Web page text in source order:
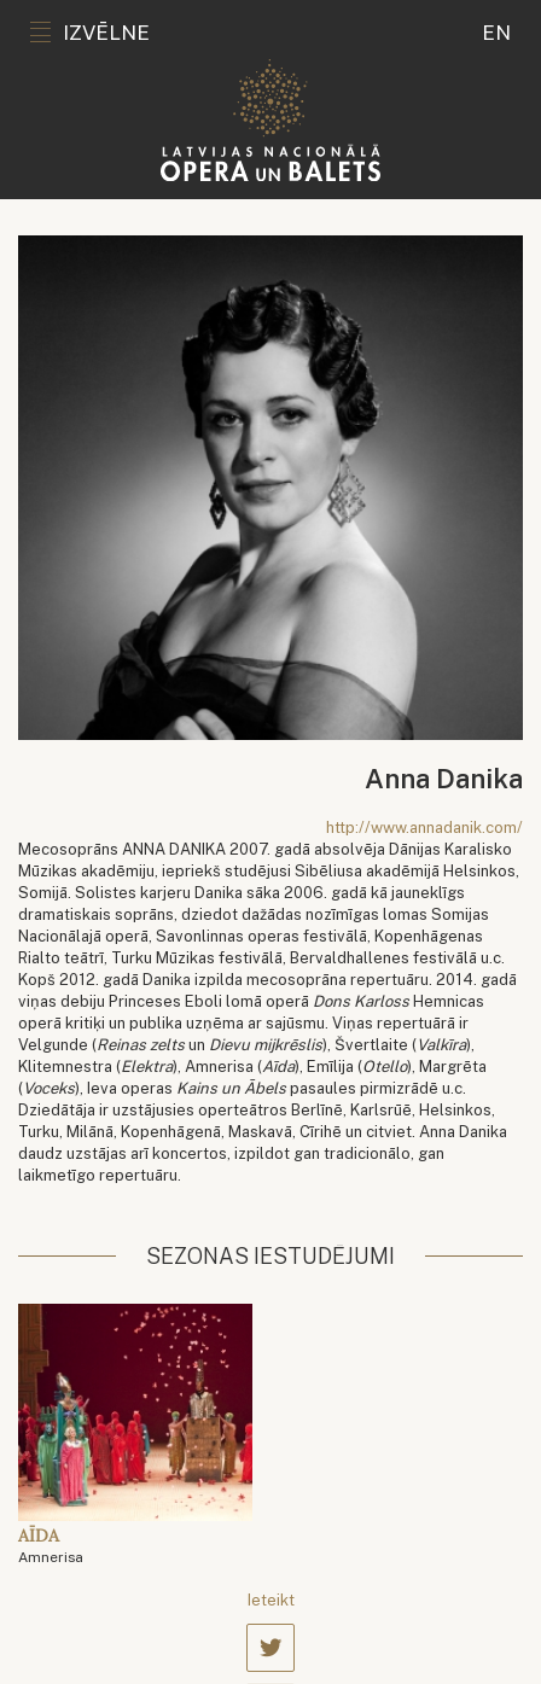
IZVĒLNE EN
Anna Danika
http://www.annadanik.com/
Mecosoprāns ANNA DANIKA 2007. gadā absolvēja Dānijas Karalisko
Mūzikas akadēmiju, iepriekš studējusi Sibēliusa akadēmijā Helsinkos,
Somijā. Solistes karjeru Danika sāka 2006. gadā kā jauneklīgs
dramatiskais soprāns, dziedot dažādas nozīmīgas lomas Somijas
Nacionālajā operā, Savonlinnas operas festivālā, Kopenhāgenas
Rialto teātrī, Turku Mūzikas festivālā, Bervaldhallenes festivālā u.c.
Kopš 2012. gadā Danika izpilda mecosoprāna repertuāru. 2014. gadā
viņas debiju Princeses Eboli lomā operā Dons Karloss Hemnicas
operā kritiķi un publika uzņēma ar sajūsmu. Viņas repertuārā ir
Velgunde (Reinas zelts un Dievu mijkrēslis), Švertlaite (Valkīra),
Klitemnestra (Elektra), Amnerisa (Aīda), Emīlija (Otello), Margrēta
(Voceks), Ieva operas Kains un Ābels pasaules pirmizrādē u.c.
Dziedātāja ir uzstājusies operteātros Berlīnē, Karlsrūē, Helsinkos,
Turku, Milānā, Kopenhāgenā, Maskavā, Cīrihē un citviet. Anna Danika
daudz uzstājas arī koncertos, izpildot gan tradicionālo, gan
laikmetīgo repertuāru.
SEZONAS IESTUDĒJUMI
AĪDA
Amnerisa
Ieteikt